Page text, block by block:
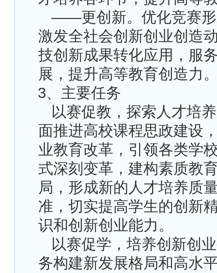
——更创新。优化竞赛形
激发全社会创新创业创造
技创新成果转化应用，服
展，提升高等教育创造力
3、主要任务
以赛促教，探索人才培
面推进高校课程思政建设
业教育改革，引领各类学
式深刻变革，建构素质教
局，形成新的人才培养质
准，切实提高学生的创新
识和创新创业能力。
以赛促学，培养创新创
务构建新发展格局和高水